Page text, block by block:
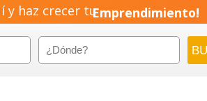
y haz crecer tuEmprendimiento!